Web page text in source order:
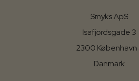
Smyks ApS
Isafjordsgade 3
2300 København
Danmark